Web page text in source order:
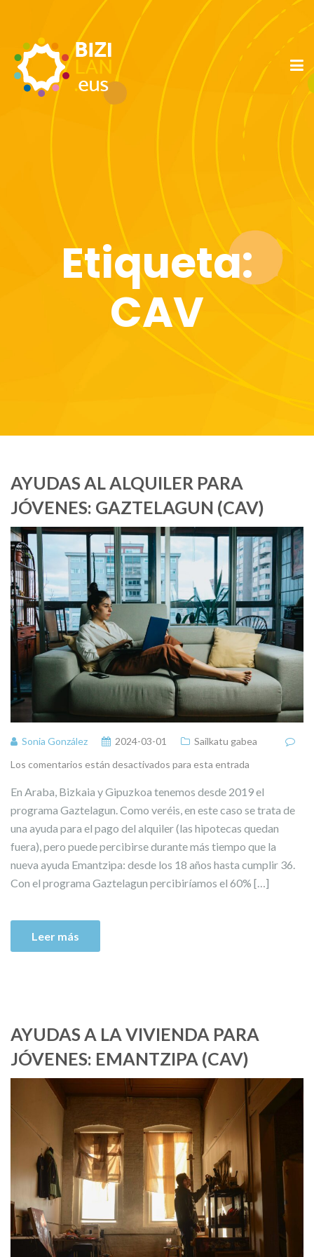
Etiqueta:
CAV
AYUDAS AL ALQUILER PARA
JÓVENES: GAZTELAGUN (CAV)
Sonia González 2024-03-01
Sailkatu gabea
Los comentarios están desactivados para esta entrada
En Araba, Bizkaia y Gipuzkoa tenemos desde 2019 el
programa Gaztelagun. Como veréis, en este caso se trata de
una ayuda para el pago del alquiler (las hipotecas quedan
fuera), pero puede percibirse durante más tiempo que la
nueva ayuda Emantzipa: desde los 18 años hasta cumplir 36.
Con el programa Gaztelagun percibiríamos el 60% […]
Leer más
AYUDAS A LA VIVIENDA PARA
JÓVENES: EMANTZIPA (CAV)